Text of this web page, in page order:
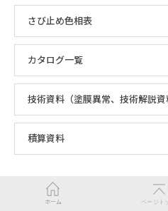
さび止め色相表
カタログ一覧
技術資料（塗膜異常、技術解説資
積算資料
ホーム ページト